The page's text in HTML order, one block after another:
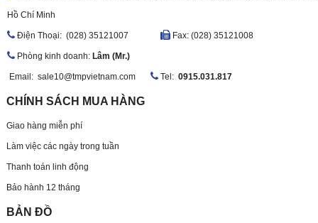
Hồ Chí Minh
Ðiện Thoại: (028) 35121007 Fax: (028) 35121008
Phòng kinh doanh: Lâm (Mr.)
Email: sale10@tmpvietnam.com Tel: 0915.031.817
CHÍNH SÁCH MUA HÀNG
Giao hàng miễn phí
Làm việc các ngày trong tuần
Thanh toán linh động
Bảo hành 12 tháng
BẢN ĐỒ